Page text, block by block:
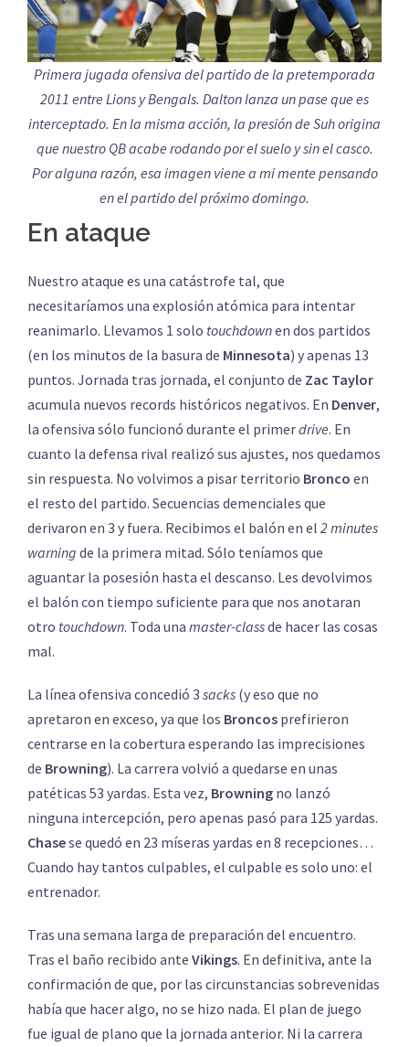
Primera jugada ofensiva del partido de la pretemporada
2011 entre Lions y Bengals. Dalton lanza un pase que es
interceptado. En la misma acción, la presión de Suh origina
que nuestro QB acabe rodando por el suelo y sin el casco.
Por alguna razón, esa imagen viene a mi mente pensando
en el partido del próximo domingo.
En ataque
Nuestro ataque es una catástrofe tal, que
necesitaríamos una explosión atómica para intentar
reanimarlo. Llevamos 1 solo touchdownen dos partidos
(en los minutos de la basura de Minnesota) y apenas 13
puntos. Jornada tras jornada, el conjunto de Zac Taylor
acumula nuevos records históricos negativos. En Denver,
la ofensiva sólo funcionó durante el primerdrive. En
cuanto la defensa rival realizó sus ajustes, nos quedamos
sin respuesta. No volvimos a pisar territorio Bronco en
el resto del partido. Secuencias demenciales que
derivaron en 3 y fuera. Recibimos el balón en el 2 minutes
warning de la primera mitad. Sólo teníamos que
aguantar la posesión hasta el descanso. Les devolvimos
el balón con tiempo suficiente para que nos anotaran
otro touchdown. Toda una master-classde hacer las cosas
mal.
La línea ofensiva concedió 3 sacks (y eso que no
apretaron en exceso, ya que los Broncos prefirieron
centrarse en la cobertura esperando las imprecisiones
de Browning). La carrera volvió a quedarse en unas
patéticas 53 yardas. Esta vez, Browning no lanzó
ninguna intercepción, pero apenas pasó para 125 yardas.
Chasese quedó en 23 míseras yardas en 8 recepciones…
Cuando hay tantos culpables, el culpable es solo uno: el
entrenador.
Tras una semana larga de preparación del encuentro.
Tras el baño recibido ante Vikings. En definitiva, ante la
confirmación de que, por las circunstancias sobrevenidas
había que hacer algo, no se hizo nada. El plan de juego
fue igual de plano que la jornada anterior. Ni la carrera